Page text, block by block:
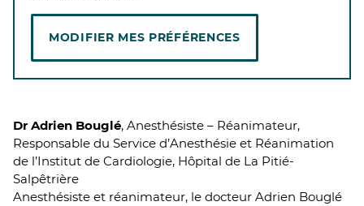
MODIFIER MES PRÉFÉRENCES
Dr Adrien Bouglé, Anesthésiste – Réanimateur,
Responsable du Service d’Anesthésie et Réanimation
de l’Institut de Cardiologie, Hôpital de La Pitié-
Salpêtrière
Anesthésiste et réanimateur, le docteur Adrien Bouglé